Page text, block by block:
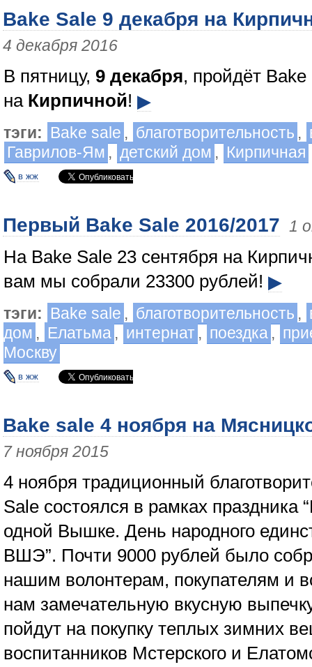
Bake Sale 9 декабря на
4 декабря 2016
В пятницу, 9 декабря, пройдёт Bake
на Кирпичной! ▶
тэги: Bake sale , благотворительность ,
Гаврилов-Ям , детский дом , Кирпичная
в жж
Первый Bake Sale 2016/2017 1
На Bake Sale 23 сентября на
вам мы собрали 23300 рублей! ▶
тэги: Bake sale , благотворительность ,
дом , Елатьма , интернат , поездка ,
Москву
в жж
Bake sale 4 ноября на
7 ноября 2015
4 ноября традиционный
Sale состоялся в рамках праздника
одной Вышке. День народного
ВШЭ”. Почти 9000 рублей было
нашим волонтерам, покупателям и
нам замечательную вкусную
пойдут на покупку теплых зимних
воспитанников Мстерского и